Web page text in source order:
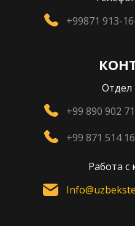
+99871 913-
Отдел
+99 890 902
+99 871 514
Работа с